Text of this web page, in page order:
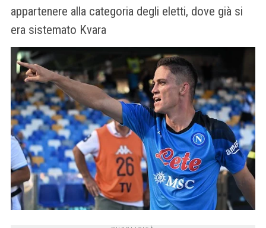
appartenere alla categoria degli eletti, dove già si
era sistemato Kvara